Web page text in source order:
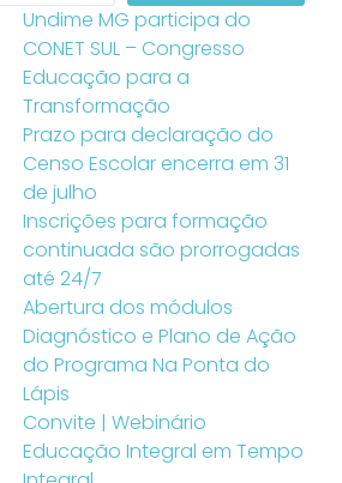
Undime MG participa do
CONET SUL – Congresso
Educação para a
Transformação
Prazo para declaração do
Censo Escolar encerra em 31
de julho
Inscrições para formação
continuada são prorrogadas
até 24/7
Abertura dos módulos
Diagnóstico e Plano de Ação
do Programa Na Ponta do
Lápis
Convite | Webinário
Educação Integral em Tempo